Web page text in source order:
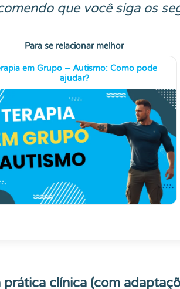
que você siga os
Para se relacionar melhor
em Grupo – Autismo: Como pode
ajudar?
prática clínica (com